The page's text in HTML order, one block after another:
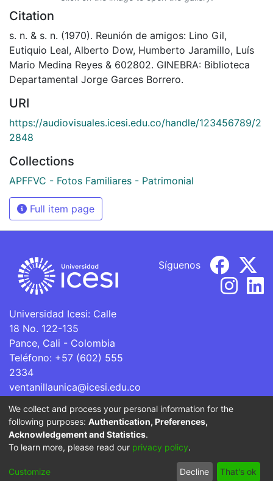
Citation
s. n. & s. n. (1970). Reunión de amigos: Lino Gil,
Eutiquio Leal, Alberto Dow, Humberto Jaramillo, Luís
Mario Medina Reyes & 602802. GINEBRA: Biblioteca
Departamental Jorge Garces Borrero.
URI
https://audiovisuales.icesi.edu.co/handle/123456789/2
2848
Collections
APFFVC - Fotos Familiares - Patrimonial
Full item page
Universidad Icesi: Calle
18 No. 122-135
Pance, Cali - Colombia
Teléfono: +57 (602) 555
2334
ventanillaunica@icesi.edu.co
Síguenos
La Universidad Icesi es una Institución de Educación
Superior que se encuentra sujeta a inspección y vigilancia
por parte del Ministerio de Educación Nacional.
Cookie
End User
Send
We collect and process your personal information for the
following purposes: Authentication, Preferences,
Acknowledgement and Statistics.
To learn more, please read our privacy policy.
Customize Decline That's ok